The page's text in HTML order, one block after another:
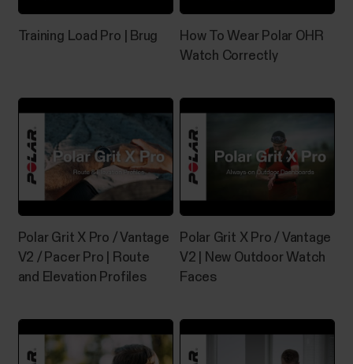
Training Load Pro | Brug
How To Wear Polar OHR
Watch Correctly
Polar Grit X Pro / Vantage
V2 / Pacer Pro | Route
and Elevation Profiles
Polar Grit X Pro / Vantage
V2 | New Outdoor Watch
Faces